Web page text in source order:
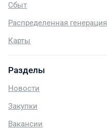
Сбыт
Распределенная генерация
Карты
Разделы
Новости
Закупки
Вакансии